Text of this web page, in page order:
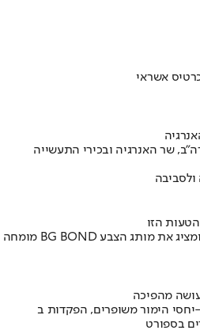
שר האנרגיה ובכירי התעשייה
ולסביבה
הזו
בספורט